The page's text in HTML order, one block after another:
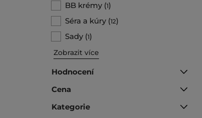
BB krémy (1)
Séra a kúry (12)
Sady (1)
Zobrazit více
Hodnocení
Cena
Kategorie